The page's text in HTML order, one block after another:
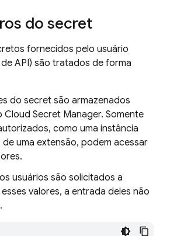
do secret
fornecidos pelo usuário
API) são tratados de forma
do secret são armazenados
Cloud Secret Manager. Somente
como uma instância
de uma extensão, podem acessar
usuários são solicitados a
valores, a entrada deles não